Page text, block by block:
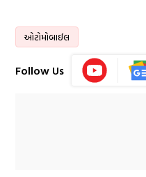
ઓટોમોબાઈલ
Follow Us